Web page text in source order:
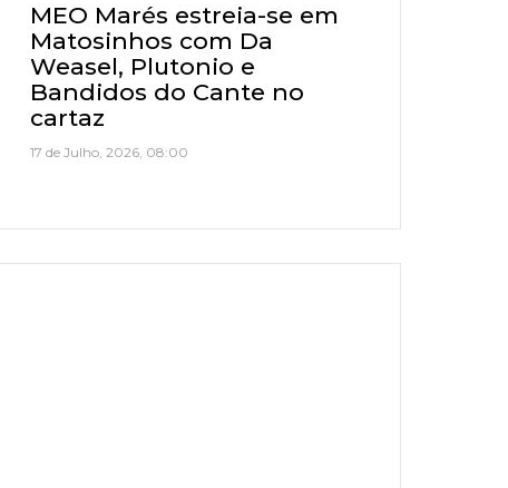
MEO Marés estreia-se em
Matosinhos com Da
Weasel, Plutonio e
Bandidos do Cante no
cartaz
17 de Julho, 2026, 08:00